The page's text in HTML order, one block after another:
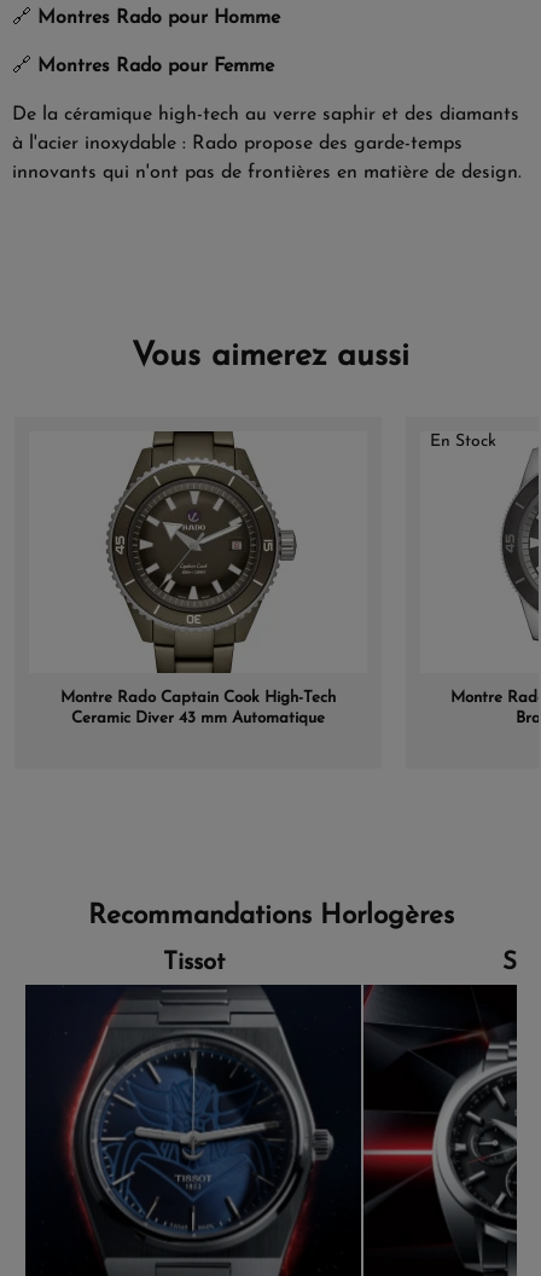
🔗 Montres Rado pour Homme
🔗 Montres Rado pour Femme
De la céramique high-tech au verre saphir et des diamants
à l'acier inoxydable : Rado propose des garde-temps
innovants qui n'ont pas de frontières en matière de design.
Vous aimerez aussi
Montre Rado Captain Cook High-Tech
Ceramic Diver 43 mm Automatique
En Stock
Montre
Recommandations Horlogères
Tissot